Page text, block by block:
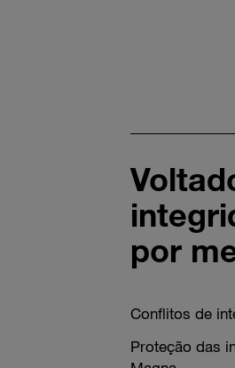
por
Conflitos de
Proteção das